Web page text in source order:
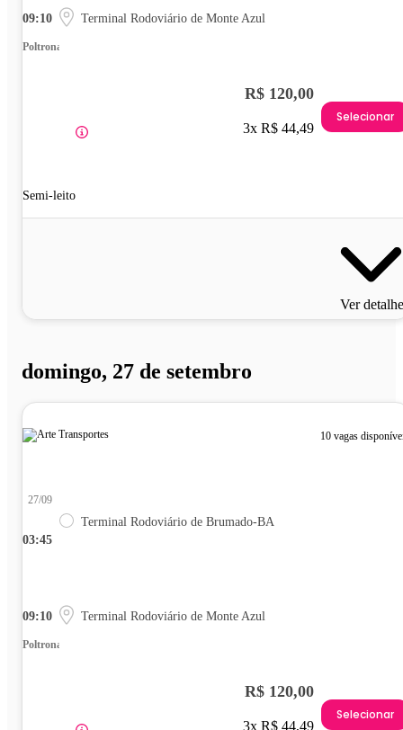
09:10 Terminal Rodoviário de Monte Azul
Poltrona
Semi-leito
R$ 120,00
3x R$ 44,49
Selecionar
Ver
domingo, 27 de setembro
10 vagas
03:45
27/09
Terminal Rodoviário de Brumado-BA
09:10 Terminal Rodoviário de Monte Azul
Poltrona
R$ 120,00
3x R$ 44,49
Selecionar